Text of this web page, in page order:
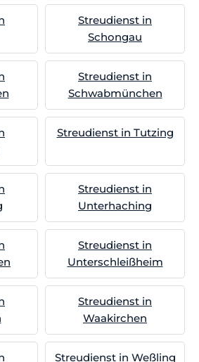
Streudienst in
Schongau
Streudienst in
Schwabmünchen
Streudienst in Tutzing
Streudienst in
Unterhaching
Streudienst in
Unterschleißheim
Streudienst in
Waakirchen
Streudienst in Weßling